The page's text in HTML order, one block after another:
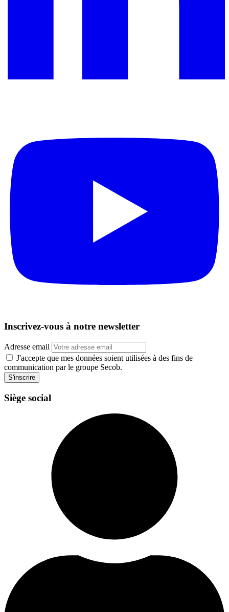
Inscrivez-vous à notre newsletter
Adresse email
J'accepte que mes données soient utilisées à des fins de
communication par le groupe Secob.
S'inscrire
Siège social